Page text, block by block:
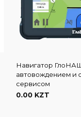
Навигатор
автовождением и
сервисом
0.00 KZT